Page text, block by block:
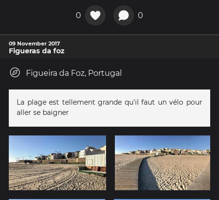
0 0
09 November 2017
Figueras da foz
Figueira da Foz, Portugal
La plage est tellement grande qu'il faut un vélo pour
aller se baigner